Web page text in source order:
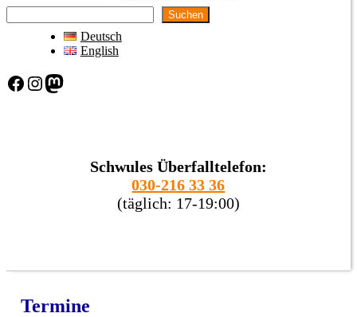
Suchen
Deutsch
English
Facebook Instagram Mastodon
Schwules Überfalltelefon:
030-216 33 36
(täglich: 17-19:00)
Termine